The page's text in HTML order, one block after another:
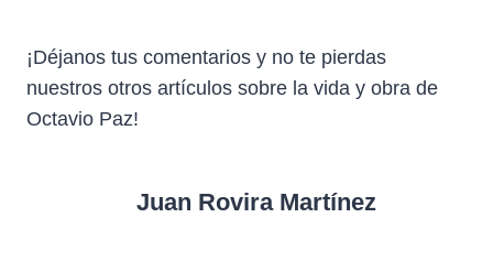
¡Déjanos tus comentarios y no te pierdas
nuestros otros artículos sobre la vida y obra de
Octavio Paz!
Juan Rovira Martínez